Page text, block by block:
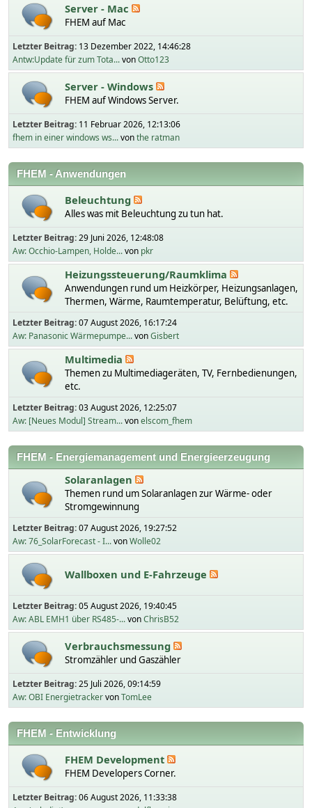
Server - Mac
FHEM auf Mac
Letzter Beitrag: 13 Dezember 2022, 14:46:28
Antw:Update für zum Tota...vonOtto123
Server - Windows
FHEM auf Windows Server.
Letzter Beitrag: 11 Februar 2026, 12:13:06
fhem in einer windows ws...vonthe ratman
FHEM - Anwendungen
Beleuchtung
Alles was mit Beleuchtung zu tun hat.
Letzter Beitrag:29 Juni 2026, 12:48:08
Aw: Occhio-Lampen, Holde...von pkr
Heizungssteuerung/Raumklima
Anwendungen rund um Heizkörper, Heizungsanlagen,
Thermen, Wärme, Raumtemperatur, Belüftung, etc.
Letzter Beitrag:07 August 2026, 16:17:24
Aw: Panasonic Wärmepumpe...vonGisbert
Multimedia
Themen zu Multimediageräten, TV, Fernbedienungen,
etc.
Letzter Beitrag:03 August 2026, 12:25:07
Aw: [Neues Modul] Stream...vonelscom_fhem
FHEM - Energiemanagement und Energieerzeugung
Solaranlagen
Themen rund um Solaranlagen zur Wärme- oder
Stromgewinnung
Letzter Beitrag:07 August 2026, 19:27:52
Aw: 76_SolarForecast - I...vonWolle02
Wallboxen und E-Fahrzeuge
Letzter Beitrag:05 August 2026, 19:40:45
Aw: ABL EMH1 über RS485-...vonChrisB52
Verbrauchsmessung
Stromzähler und Gaszähler
Letzter Beitrag:25 Juli 2026, 09:14:59
Aw: OBI EnergietrackervonTomLee
FHEM - Entwicklung
FHEM Development
FHEM Developers Corner.
Letzter Beitrag:06 August 2026, 11:33:38